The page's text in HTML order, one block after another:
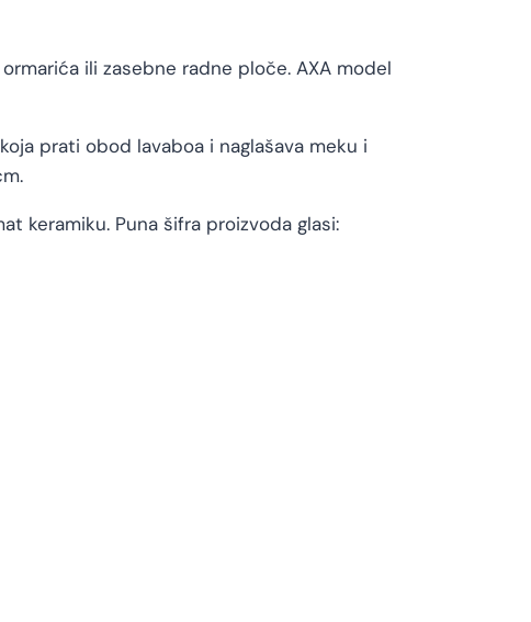
ili zasebne radne ploče. AXA model
prati obod lavaboa i naglašava meku i
keramiku. Puna šifra proizvoda glasi: